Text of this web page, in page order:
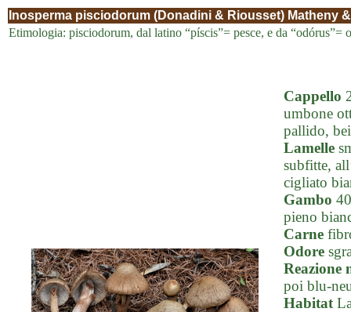
Inosperma pisciodorum (Donadini & Riousset) Matheny
Etimologia: pisciodorum, dal latino “píscis”= pesce, e da “odórus”=
Cappello
umbone
pallido,
Lamelle
subfitte,
cigliato
Gambo
pieno
Carne
Odore
Reazione
poi blu-
Habitat